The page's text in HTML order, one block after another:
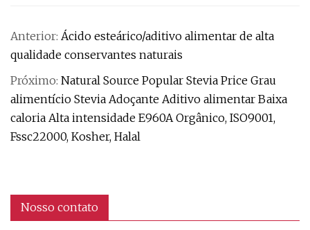
Anterior: Ácido esteárico/aditivo alimentar de alta
qualidade conservantes naturais
Próximo: Natural Source Popular Stevia Price Grau
alimentício Stevia Adoçante Aditivo alimentar Baixa
caloria Alta intensidade E960A Orgânico, ISO9001,
Fssc22000, Kosher, Halal
Nosso contato